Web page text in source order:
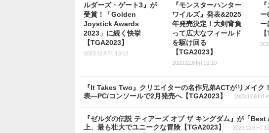
ルダーズ・ゲート3』が
受賞！「Golden
Joystick Awards
2023」に続く快挙
【TGA2023】
2023.12.8 Fri 13:12
『モンスターハンター
ワイルズ』発表&2025
年発売決定！大剣背負
って広大なフィールド
を駆け回る
【TGA2023】
2023.12.8 Fri 13:10
ー
ー
『It Takes Two』クリエイターの名作兄弟ACTがリメイ
表―PC/コンソールで2月発売へ【TGA2023】
2023.12.8 Fri
『ゼルダの伝説 ティアーズ オブ ザ キングダム』が「
上、最も壮大でユニークな冒険【TGA2023】
2023.12.8 Fri